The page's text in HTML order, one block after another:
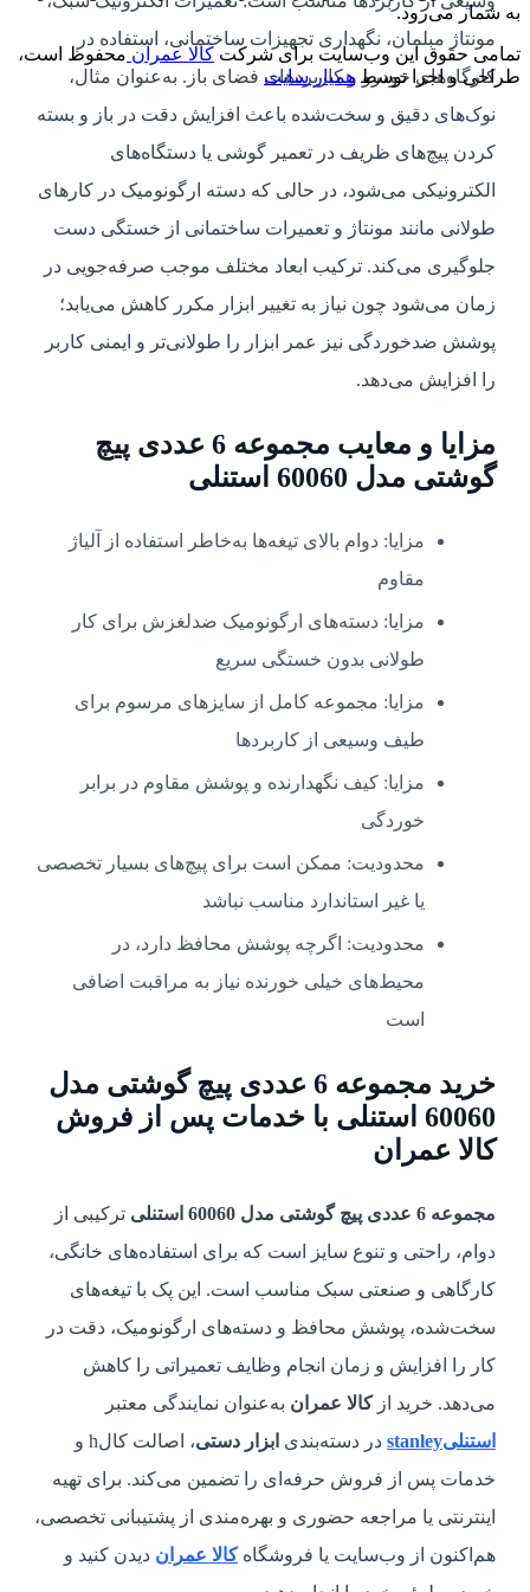
مونتاژ مبلمان، نگهداری تجهیزات ساختمانی، استفاده در
کارگاه‌های خودرو و کاربردهای فضای باز. به‌عنوان مثال،
نوک‌های دقیق و سخت‌شده باعث افزایش دقت در باز و بسته
کردن پیچ‌های ظریف در تعمیر گوشی یا دستگاه‌های
الکترونیکی می‌شود، در حالی که دسته ارگونومیک در کارهای
طولانی مانند مونتاژ و تعمیرات ساختمانی از خستگی دست
جلوگیری می‌کند. ترکیب ابعاد مختلف موجب صرفه‌جویی در
زمان می‌شود چون نیاز به تغییر ابزار مکرر کاهش می‌یابد؛
پوشش ضدخوردگی نیز عمر ابزار را طولانی‌تر و ایمنی کاربر
را افزایش می‌دهد.
مزایا و معایب مجموعه 6 عددی پیچ
گوشتی مدل 60060 استنلی
مزایا: دوام بالای تیغه‌ها به‌خاطر استفاده از آلیاژ
مقاوم
مزایا: دسته‌های ارگونومیک ضدلغزش برای کار
طولانی بدون خستگی سریع
مزایا: مجموعه کامل از سایزهای مرسوم برای
طیف وسیعی از کاربردها
مزایا: کیف نگهدارنده و پوشش مقاوم در برابر
خوردگی
محدودیت: ممکن است برای پیچ‌های بسیار تخصصی
یا غیر استاندارد مناسب نباشد
محدودیت: اگرچه پوشش محافظ دارد، در
محیط‌های خیلی خورنده نیاز به مراقبت اضافی
است
خرید مجموعه 6 عددی پیچ گوشتی مدل
60060 استنلی با خدمات پس از فروش
کالا عمران
مجموعه 6 عددی پیچ گوشتی مدل 60060 استنلی
ترکیبی از
دوام، راحتی و تنوع سایز است که برای استفاده‌های خانگی،
کارگاهی و صنعتی سبک مناسب است. این پک با تیغه‌های
سخت‌شده، پوشش محافظ و دسته‌های ارگونومیک، دقت در
کار را افزایش و زمان انجام وظایف تعمیراتی را کاهش
می‌دهد. خرید ازکالا عمران به‌عنوان نمایندگی معتبر
استنلیstanley
در دسته‌بندی ابزار دستی
، اصالت کالh و
خدمات پس از فروش حرفه‌ای را تضمین می‌کند. برای تهیه
اینترنتی یا مراجعه حضوری و بهره‌مندی از پشتیبانی تخصصی،
هم‌اکنون از وب‌سایت یا فروشگاهکالا عمران دیدن کنید و
به شمار می‌رود.
تمامی حقوق این وب‌سایت برای شرکت کالا عمران محفوظ است،
طراحی و اجرا توسطهمیار سایت